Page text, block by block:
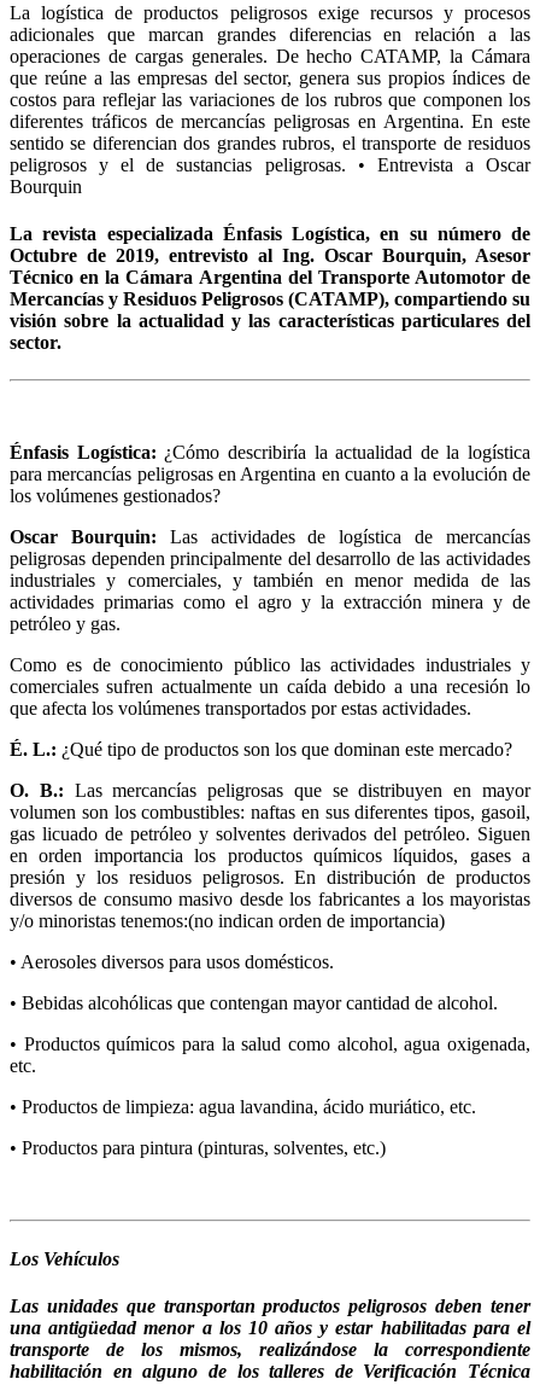
La logística de productos peligrosos exige recursos y procesos
adicionales que marcan grandes diferencias en relación a las
operaciones de cargas generales. De hecho CATAMP, la Cámara
que reúne a las empresas del sector, genera sus propios índices de
costos para reflejar las variaciones de los rubros que componen los
diferentes tráficos de mercancías peligrosas en Argentina. En este
sentido se diferencian dos grandes rubros, el transporte de residuos
peligrosos y el de sustancias peligrosas. • Entrevista a Oscar
Bourquin
La revista especializada Énfasis Logística, en su número de
Octubre de 2019, entrevisto al Ing. Oscar Bourquin, Asesor
Técnico en la Cámara Argentina del Transporte Automotor de
Mercancías y Residuos Peligrosos (CATAMP), compartiendo su
visión sobre la actualidad y las características particulares del
sector.
Énfasis Logística: ¿Cómo describiría la actualidad de la logística
para mercancías peligrosas en Argentina en cuanto a la evolución de
los volúmenes gestionados?
Oscar Bourquin: Las actividades de logística de mercancías
peligrosas dependen principalmente del desarrollo de las actividades
industriales y comerciales, y también en menor medida de las
actividades primarias como el agro y la extracción minera y de
petróleo y gas.
Como es de conocimiento público las actividades industriales y
comerciales sufren actualmente un caída debido a una recesión lo
que afecta los volúmenes transportados por estas actividades.
É. L.: ¿Qué tipo de productos son los que dominan este mercado?
O. B.: Las mercancías peligrosas que se distribuyen en mayor
volumen son los combustibles: naftas en sus diferentes tipos, gasoil,
gas licuado de petróleo y solventes derivados del petróleo. Siguen
en orden importancia los productos químicos líquidos, gases a
presión y los residuos peligrosos. En distribución de productos
diversos de consumo masivo desde los fabricantes a los mayoristas
y/o minoristas tenemos:(no indican orden de importancia)
• Aerosoles diversos para usos domésticos.
• Bebidas alcohólicas que contengan mayor cantidad de alcohol.
• Productos químicos para la salud como alcohol, agua oxigenada,
etc.
• Productos de limpieza: agua lavandina, ácido muriático, etc.
• Productos para pintura (pinturas, solventes, etc.)
Los Vehículos
Las unidades que transportan productos peligrosos deben tener
una antigüedad menor a los 10 años y estar habilitadas para el
transporte de los mismos, realizándose la correspondiente
habilitación en alguno de los talleres de Verificación Técnica